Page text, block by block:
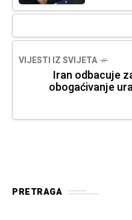
VIJESTI IZ SVIJETA
Iran odbacuje
obogaćivanje
PRETRAGA